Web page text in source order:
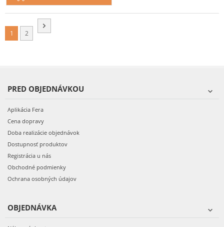
1 2
PRED OBJEDNÁVKOU
Aplikácia Fera
Cena dopravy
Doba realizácie objednávok
Dostupnosť produktov
Registrácia u nás
Obchodné podmienky
Ochrana osobných údajov
OBJEDNÁVKA